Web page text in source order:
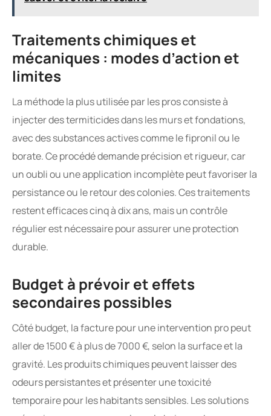
Traitements chimiques et
mécaniques : modes d’action et
limites
La méthode la plus utilisée par les pros consiste à
injecter des termiticides dans les murs et fondations,
avec des substances actives comme le fipronil ou le
borate. Ce procédé demande précision et rigueur, car
un oubli ou une application incomplète peut favoriser la
persistance ou le retour des colonies. Ces traitements
restent efficaces cinq à dix ans, mais un contrôle
régulier est nécessaire pour assurer une protection
durable.
Budget à prévoir et effets
secondaires possibles
Côté budget, la facture pour une intervention pro peut
aller de 1500 € à plus de 7000 €, selon la surface et la
gravité. Les produits chimiques peuvent laisser des
odeurs persistantes et présenter une toxicité
temporaire pour les habitants sensibles. Les solutions